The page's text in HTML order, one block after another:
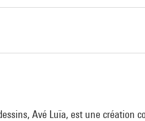
Avé Luïa, est une création